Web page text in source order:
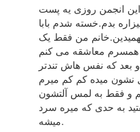
انجمن روزی یه پست
من فقط یک
همسرم معاشقه می کنم
بعد که نفس هاش تندتر
میده کم کم میرم
و فقط به لمس آلتشون
به حدی که میره سرد
میشه.